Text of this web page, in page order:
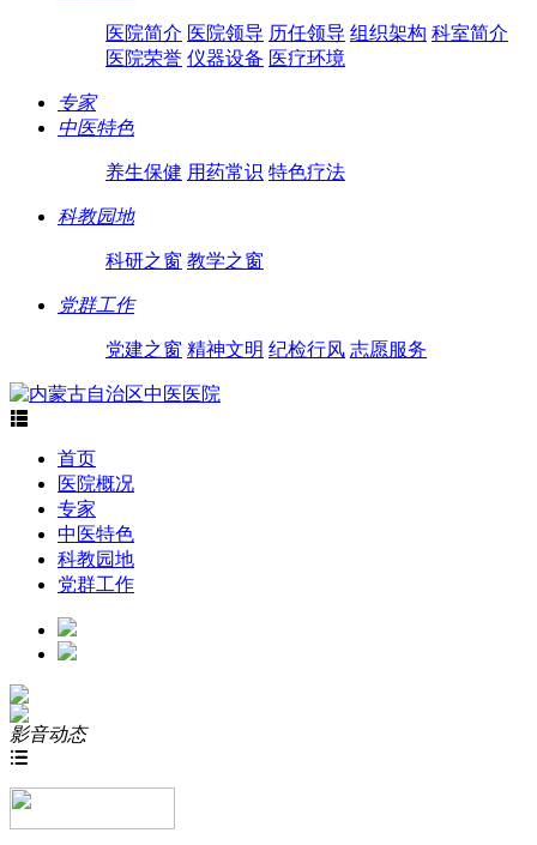
医院简介 医院领导 历任领导 组织架构 科室简介
医院荣誉 仪器设备 医疗环境
专家
中医特色
养生保健 用药常识 特色疗法
科教园地
科研之窗 教学之窗
党群工作
党建之窗 精神文明 纪检行风 志愿服务

首页
医院概况
专家
中医特色
科教园地
党群工作
影音动态
